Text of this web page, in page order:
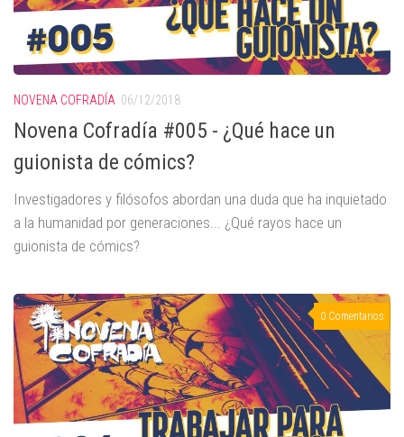
NOVENA COFRADÍA 06/12/2018
Novena Cofradía #005 - ¿Qué hace un
guionista de cómics?
Investigadores y filósofos abordan una duda que ha inquietado
a la humanidad por generaciones... ¿Qué rayos hace un
guionista de cómics?
0 Comentarios